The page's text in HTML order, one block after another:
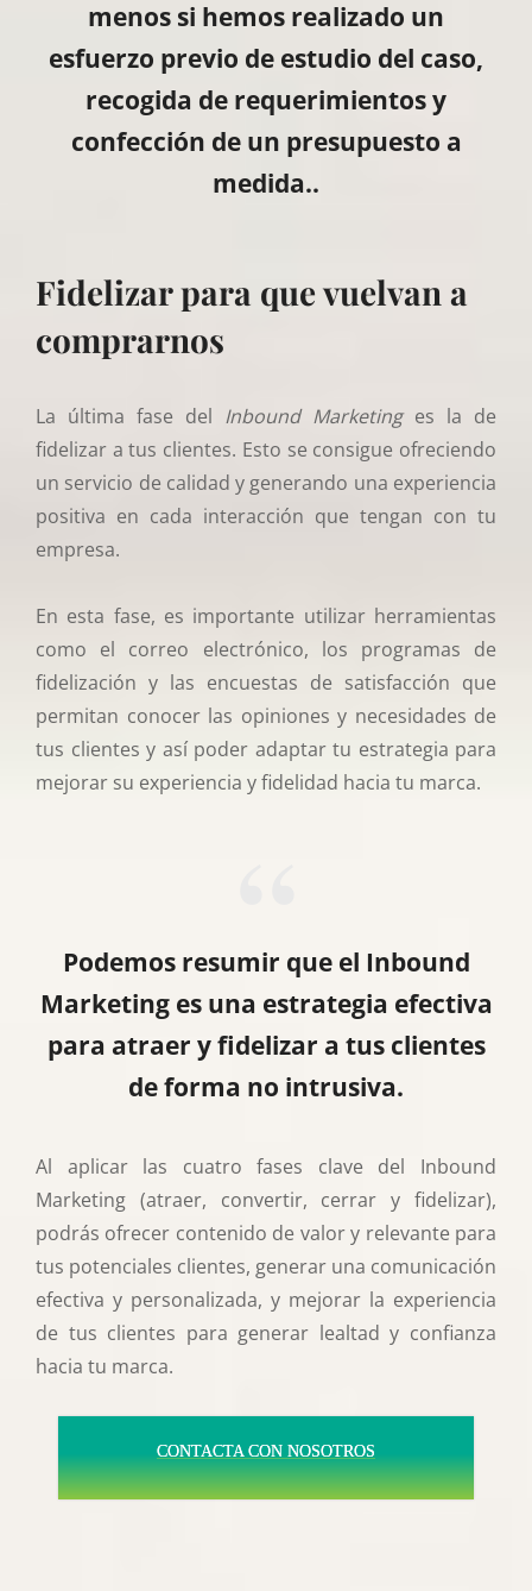
menos si hemos realizado un
esfuerzo previo de estudio del caso,
recogida de requerimientos y
confección de un presupuesto a
medida..
Fidelizar para que vuelvan a
comprarnos
La última fase del Inbound Marketinges la de
fidelizar a tus clientes. Esto se consigue ofreciendo
un servicio de calidad y generando una experiencia
positiva en cada interacción que tengan con tu
empresa.
En esta fase, es importante utilizar herramientas
como el correo electrónico, los programas de
fidelización y las encuestas de satisfacción que
permitan conocer las opiniones y necesidades de
tus clientes y así poder adaptar tu estrategia para
mejorar su experiencia y fidelidad hacia tu marca.
Podemos resumir que el Inbound
Marketing es una estrategia efectiva
para atraer y fidelizar a tus clientes
de forma no intrusiva.
Al aplicar las cuatro fases clave del Inbound
Marketing (atraer, convertir, cerrar y fidelizar),
podrás ofrecer contenido de valor y relevante para
tus potenciales clientes, generar una comunicación
efectiva y personalizada, y mejorar la experiencia
de tus clientes para generar lealtad y confianza
hacia tu marca.
CONTACTA CON NOSOTROS